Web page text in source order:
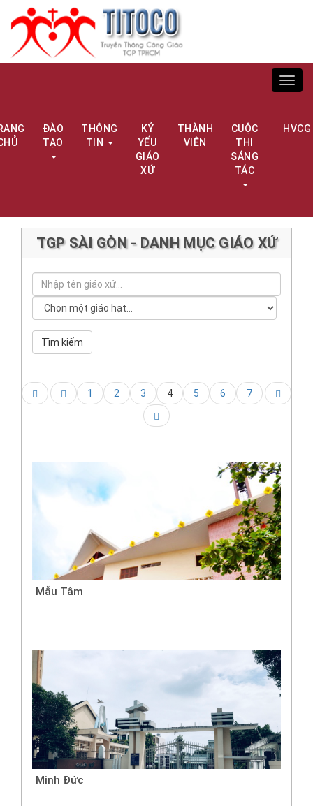
ĐÀO
TẠO
THÔNG
TIN
KỶ
YẾU
GIÁO
XỨ
THÀNH
VIÊN
CUỘC
THI
SÁNG
TÁC
HVCG
TGP SÀI GÒN - DANH MỤC GIÁO XỨ
Tìm kiếm
1 2 3 4 5 6 7
Mẫu Tâm
Minh Đức